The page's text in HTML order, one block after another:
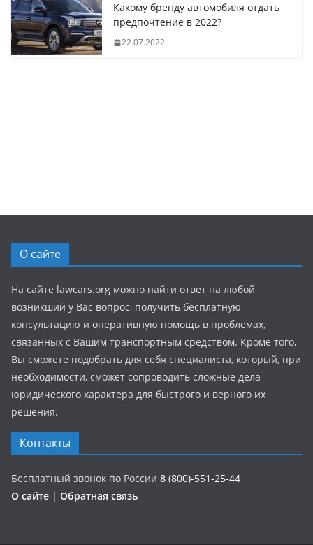
Какому бренду автомобиля отдать
предпочтение в 2022?
22.07.2022
О сайте
На сайте lawcars.org можно найти ответ на любой
возникший у Вас вопрос, получить бесплатную
консультацию и оперативную помощь в проблемах,
связанных с Вашим транспортным средством. Кроме того,
Вы сможете подобрать для себя специалиста, который, при
необходимости, сможет сопроводить сложные дела
юридического характера для быстрого и верного их
решения.
Контакты
Бесплатный звонок по России 8 (800)-551-25-44
О сайте | Обратная связь